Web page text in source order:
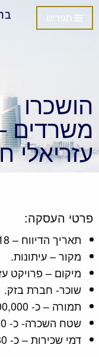
הושכרו
משרדים
עזריאלי
פרטי העסקה:
תאריך הדיווח – 31.12.2018.
מקור – עיתונות.
מיקום – פרויקט
שוכר- חברת בזק.
תמורה – כ- 190,000,000 ₪.
שטח השכרה- כ- 19,500 מ"ר משרדים.
דמי שכירות – כ- 80 ₪ למ"ר, כולל חניה.